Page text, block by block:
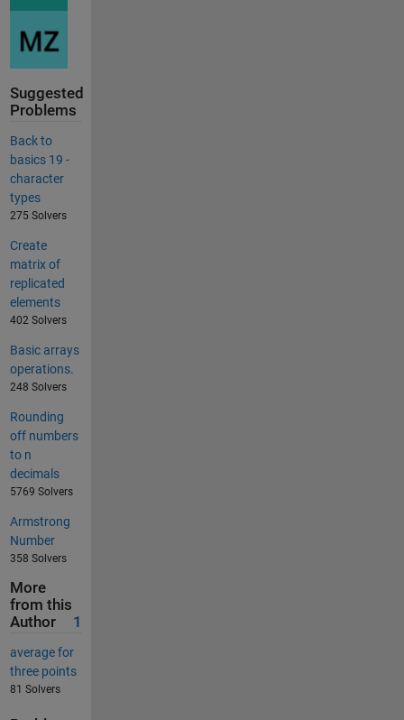
Suggested
Problems
Back to
basics 19 -
character
types
275 Solvers
Create
matrix of
replicated
elements
402 Solvers
Basic arrays
operations.
248 Solvers
Rounding
off numbers
to n
decimals
5769 Solvers
Armstrong
Number
358 Solvers
More
from this
Author
1
average for
three points
81 Solvers